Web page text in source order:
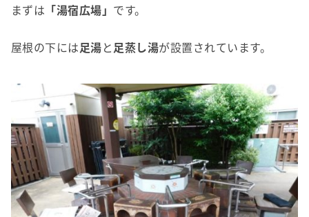
まずは 「湯宿広場」 です。
屋根の下には足湯と足蒸し湯が設置されています。